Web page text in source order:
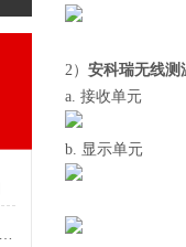
2） 安科瑞无线测
a. 接收单元
b. 显示单元